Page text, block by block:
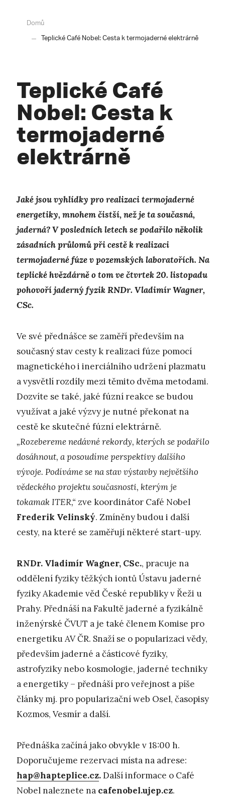
Domů
Teplické Café Nobel: Cesta k termojaderné elektrárně
Teplické Café
Nobel: Cesta k
termojaderné
elektrárně
Jaké jsou vyhlídky pro realizaci termojaderné
energetiky, mnohem čistší, než je ta současná,
jaderná? V posledních letech se podařilo několik
zásadních průlomů při cestě k realizaci
termojaderné fúze v pozemských laboratořích. Na
teplické hvězdárně o tom ve čtvrtek 20. listopadu
pohovoří jaderný fyzik RNDr. Vladimír Wagner,
CSc.
Ve své přednášce se zaměří především na
současný stav cesty k realizaci fúze pomocí
magnetického i inerciálního udržení plazmatu
a vysvětlí rozdíly mezi těmito dvěma metodami.
Dozvíte se také, jaké fúzní reakce se budou
využívat a jaké výzvy je nutné překonat na
cestě ke skutečné fúzní elektrárně.
„Rozebereme nedávné rekordy, kterých se podařilo
dosáhnout, a posoudíme perspektivy dalšího
vývoje. Podíváme se na stav výstavby největšího
vědeckého projektu současnosti, kterým je
tokamak ITER,“ zve koordinátor Café Nobel
Frederik Velinský. Zmíněny budou i další
cesty, na které se zaměřují některé start-upy.
RNDr. Vladimír Wagner, CSc., pracuje na
oddělení fyziky těžkých iontů Ústavu jaderné
fyziky Akademie věd České republiky v Řeži u
Prahy. Přednáší na Fakultě jaderné a fyzikálně
inženýrské ČVUT a je také členem Komise pro
energetiku AV ČR. Snaží se o popularizaci vědy,
především jaderné a částicové fyziky,
astrofyziky nebo kosmologie, jaderné techniky
a energetiky – přednáší pro veřejnost a píše
články mj. pro popularizační web Osel, časopisy
Kozmos, Vesmír a další.
Přednáška začíná jako obvykle v 18:00 h.
Doporučujeme rezervaci místa na adrese:
hap@hapteplice.cz.Další informace o Café
Nobel naleznete na cafenobel.ujep.cz.